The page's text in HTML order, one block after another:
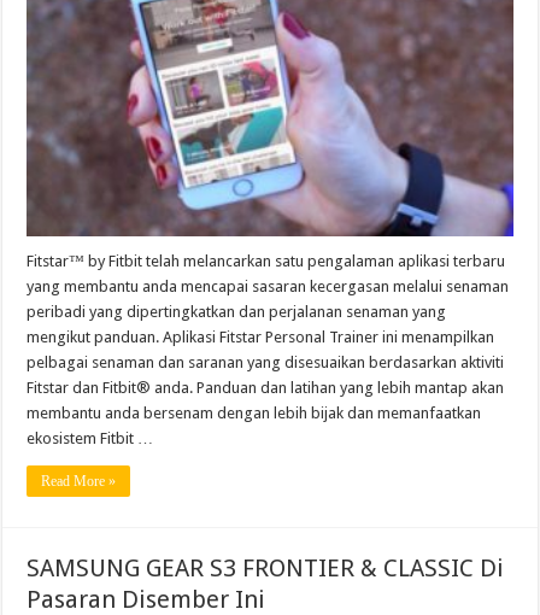
Fitstar™ by Fitbit telah melancarkan satu pengalaman aplikasi terbaru
yang membantu anda mencapai sasaran kecergasan melalui senaman
peribadi yang dipertingkatkan dan perjalanan senaman yang
mengikut panduan. Aplikasi Fitstar Personal Trainer ini menampilkan
pelbagai senaman dan saranan yang disesuaikan berdasarkan aktiviti
Fitstar dan Fitbit® anda. Panduan dan latihan yang lebih mantap akan
membantu anda bersenam dengan lebih bijak dan memanfaatkan
ekosistem Fitbit …
Read More »
SAMSUNG GEAR S3 FRONTIER & CLASSIC Di
Pasaran Disember Ini